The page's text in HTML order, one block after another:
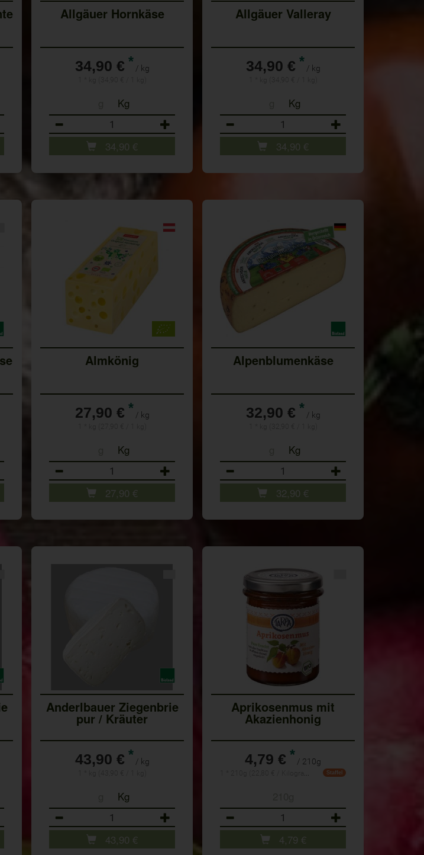
Allgäuer Hornkäse
34,90 € * / kg
Kg
34,90 €
Allgäuer Valleray
34,90 € * / kg
Kg
34,90 €
Almkönig
27,90 € * / kg
Kg
27,90 €
Alpenblumenkäse
32,90 € * / kg
Kg
32,90 €
Anderlbauer Ziegenbrie
pur / Kräuter
43,90 € * / kg
Kg
43,90 €
Aprikosenmus mit
Akazienhonig
4,79 € * / 210g
1 * 210g (22,80 € / Kilogramm)
Staffel
4,79 €